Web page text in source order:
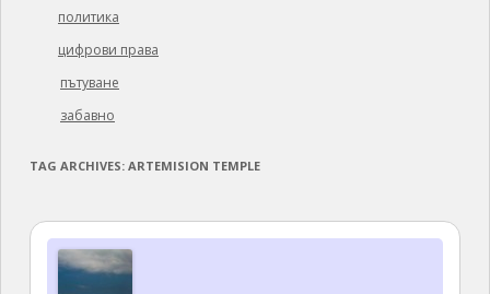
политика
цифрови права
пътуване
забавно
TAG ARCHIVES: ARTEMISION TEMPLE